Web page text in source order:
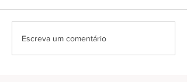
Últimos dias para
ajudar na campanha
Escreva um comentário